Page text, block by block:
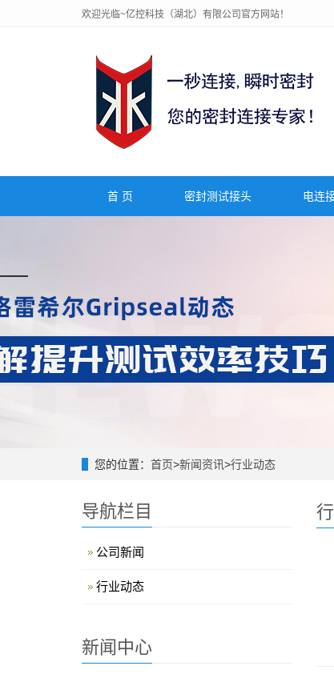
欢迎光临~亿控科技（湖北）有限公司官方网站！
首 页 密封测试接头 电连
您的位置： 首页>新闻资讯>行业动态
导航栏目
公司新闻
行业动态
新闻中心